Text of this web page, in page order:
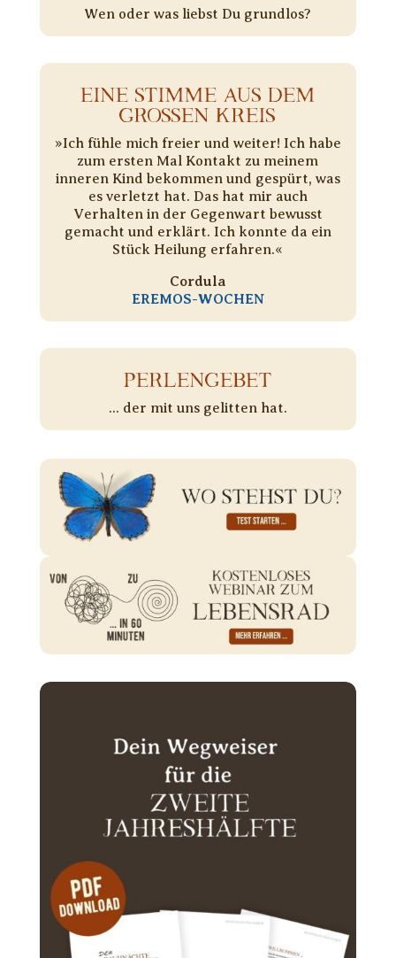
Wen oder was liebst Du grundlos?
EINE STIMME AUS DEM
GROSSEN KREIS
»Ich fühle mich freier und weiter! Ich habe
zum ersten Mal Kontakt zu meinem
inneren Kind bekommen und gespürt, was
es verletzt hat. Das hat mir auch
Verhalten in der Gegenwart bewusst
gemacht und erklärt. Ich konnte da ein
Stück Heilung erfahren.«
Cordula
EREMOS-WOCHEN
PERLENGEBET
... der mit uns gelitten hat.